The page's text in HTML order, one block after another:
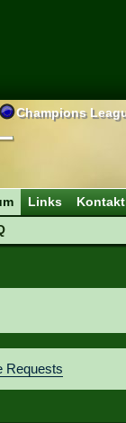
Champions
Links Kontakt
Requests